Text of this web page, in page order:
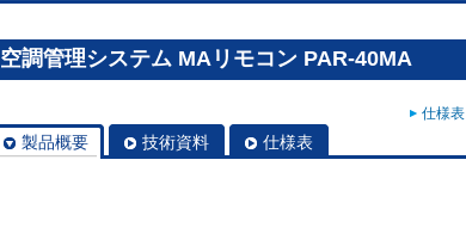
空調管理システム MAリモコン PAR-40MA
仕様
製品概要 技術資料 仕様表